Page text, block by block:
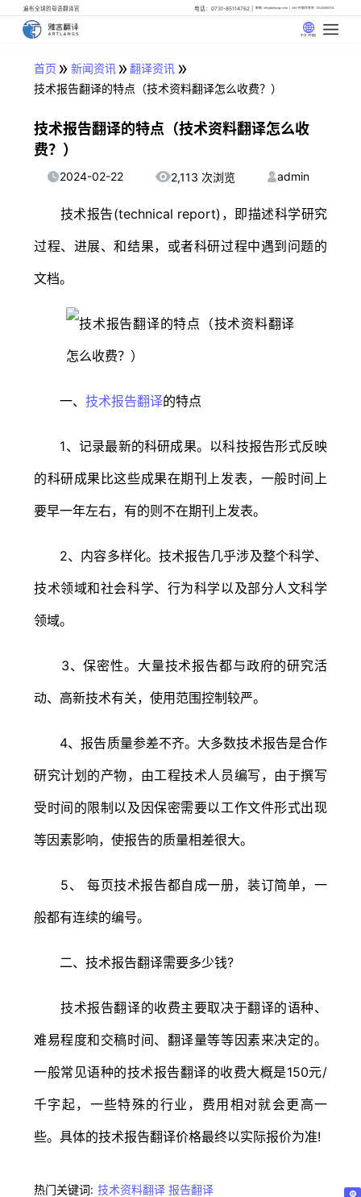
遍布全球的母语翻译官 电话：0731-85114762 邮箱: info@artlangs.com 24小时翻译管家: 18142666316
中文 (中国)
首页 » 新闻资讯» 翻译资讯 »
技术报告翻译的特点（技术资料翻译怎么收费？）
技术报告翻译的特点（技术资料翻译怎么收
费？）
2024-02-22 2,113 次浏览 admin
技术报告(technical report)，即描述科学研究
过程、进展、和结果，或者科研过程中遇到问题的
文档。
一、 技术报告翻译的特点
1、记录最新的科研成果。以科技报告形式反映
的科研成果比这些成果在期刊上发表，一般时间上
要早一年左右，有的则不在期刊上发表。
2、内容多样化。技术报告几乎涉及整个科学、
技术领域和社会科学、行为科学以及部分人文科学
领域。
3、保密性。大量技术报告都与政府的研究活
动、高新技术有关，使用范围控制较严。
4、报告质量参差不齐。大多数技术报告是合作
研究计划的产物，由工程技术人员编写，由于撰写
受时间的限制以及因保密需要以工作文件形式出现
等因素影响，使报告的质量相差很大。
5、 每页技术报告都自成一册，装订简单，一
般都有连续的编号。
二、技术报告翻译需要多少钱?
技术报告翻译的收费主要取决于翻译的语种、
难易程度和交稿时间、翻译量等等因素来决定的。
一般常见语种的技术报告翻译的收费大概是150元/
千字起，一些特殊的行业，费用相对就会更高一
些。具体的技术报告翻译价格最终以实际报价为准!
热门关键词: 技术资料翻译 报告翻译